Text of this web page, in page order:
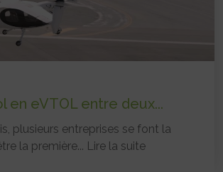
en eVTOL entre deux...
plusieurs entreprises se font la
la première... Lire la suite